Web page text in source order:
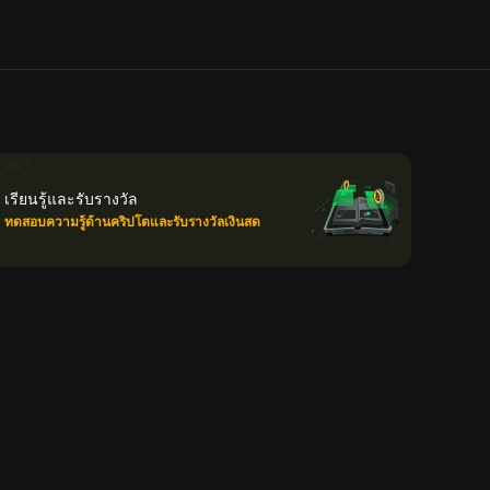
เรียนรู้และรับรางวัล
ทดสอบความรู้ด้านคริปโตและรับรางวัลเงินสด